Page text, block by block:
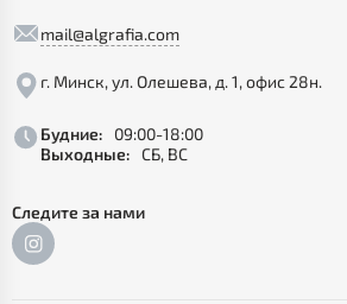
mail@algrafia.com
г. Минск, ул. Олешева, д. 1, офис 28н.
Будние:
09:00-18:00
Выходные: СБ, ВС
Следите за нами